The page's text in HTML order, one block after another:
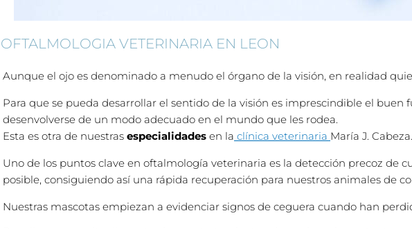
OFTALMOLOGIA VETERINARIA EN LEON
Aunque el ojo es denominado a menudo el órgano de la visión, en realidad
Para que se pueda desarrollar el sentido de la visión es imprescindible el
desenvolverse de un modo adecuado en el mundo que les rodea.
Esta es otra de nuestras especialidades en la clínica veterinaria María J. Cabeza.
Uno de los puntos clave en oftalmología veterinaria es la detección precoz
posible, consiguiendo así una rápida recuperación para nuestros animales de
Nuestras mascotas empiezan a evidenciar signos de ceguera cuando han